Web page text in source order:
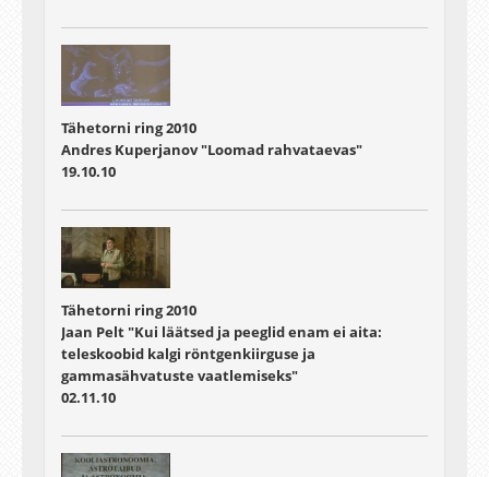
Tähetorni ring 2010
Andres Kuperjanov "Loomad rahvataevas"
19.10.10
Tähetorni ring 2010
Jaan Pelt "Kui läätsed ja peeglid enam ei aita:
teleskoobid kalgi röntgenkiirguse ja
gammasähvatuste vaatlemiseks"
02.11.10